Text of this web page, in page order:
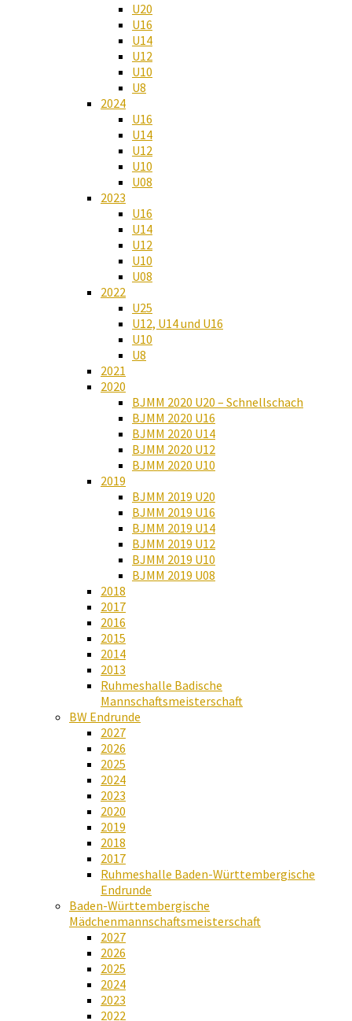
U20
U16
U14
U12
U10
U8
2024
U16
U14
U12
U10
U08
2023
U16
U14
U12
U10
U08
2022
U25
U12, U14 und U16
U10
U8
2021
2020
BJMM 2020 U20 – Schnellschach
BJMM 2020 U16
BJMM 2020 U14
BJMM 2020 U12
BJMM 2020 U10
2019
BJMM 2019 U20
BJMM 2019 U16
BJMM 2019 U14
BJMM 2019 U12
BJMM 2019 U10
BJMM 2019 U08
2018
2017
2016
2015
2014
2013
Ruhmeshalle Badische
Mannschaftsmeisterschaft
BW Endrunde
2027
2026
2025
2024
2023
2020
2019
2018
2017
Ruhmeshalle Baden-Württembergische
Endrunde
Baden-Württembergische
Mädchenmannschaftsmeisterschaft
2027
2026
2025
2024
2023
2022